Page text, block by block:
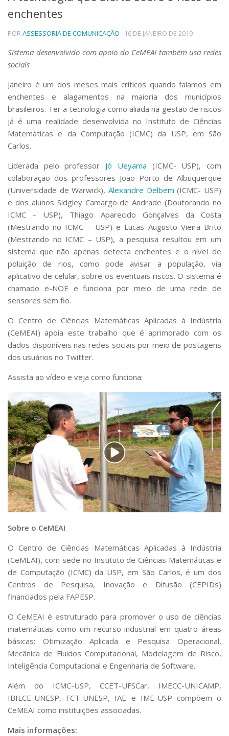
Telefones e Mapas
Pessoas
Ensino
Graduação
Pós-Graduação
Cursos de Extensão
Pesquisa e Inovação
Linhas de Pesquisa
Centros, Núcleos e Projetos em Rede
Pós-doutorado
Iniciação Científica
Empresas Juniores
Extensão à Comunidade
Projetos, Programas e Cursos
Artes, Cultura e Esportes
Museus e Espaços Interativos
Bibliotecas
Apoio ao Estudante
Segurança, Trânsito e Prevenção
RH, Administrativo e Financeiro
Outros serviços
Comunicação
Assessorias e Mídias
Aplicativos e Sites
Jornal da USP
Agenda de Eventos
enchentes
PORASSESSORIA DE COMUNICAÇÃO · 16 DE JANEIRO DE 2019
Sistema desenvolvido com apoio do CeMEAI também usa redes
sociais
Janeiro é um dos meses mais críticos quando falamos em
enchentes e alagamentos na maioria dos municípios
brasileiros. Ter a tecnologia como aliada na gestão de riscos
já é uma realidade desenvolvida no Instituto de Ciências
Matemáticas e da Computação (ICMC) da USP, em São
Carlos.
Liderada pelo professor Jó Ueyama (ICMC- USP), com
colaboração dos professores João Porto de Albuquerque
(Universidade de Warwick), Alexandre Delbem (ICMC- USP)
e dos alunos Sidgley Camargo de Andrade (Doutorando no
ICMC – USP), Thiago Aparecido Gonçalves da Costa
(Mestrando no ICMC – USP) e Lucas Augusto Vieira Brito
(Mestrando no ICMC – USP), a pesquisa resultou em um
sistema que não apenas detecta enchentes e o nível de
poluição de rios, como pode avisar a população, via
aplicativo de celular, sobre os eventuais riscos. O sistema é
chamado e-NOE e funciona por meio de uma rede de
sensores sem fio.
O Centro de Ciências Matemáticas Aplicadas à Indústria
(CeMEAI) apoia este trabalho que é aprimorado com os
dados disponíveis nas redes sociais por meio de postagens
dos usuários no Twitter.
Assista ao vídeo e veja como funciona:
Sobre o CeMEAI
O Centro de Ciências Matemáticas Aplicadas à Indústria
(CeMEAI), com sede no Instituto de Ciências Matemáticas e
de Computação (ICMC) da USP, em São Carlos, é um dos
Centros de Pesquisa, Inovação e Difusão (CEPIDs)
financiados pela FAPESP.
O CeMEAI é estruturado para promover o uso de ciências
matemáticas como um recurso industrial em quatro áreas
básicas: Otimização Aplicada e Pesquisa Operacional,
Mecânica de Fluidos Computacional, Modelagem de Risco,
Inteligência Computacional e Engenharia de Software.
Além do ICMC-USP, CCET-UFSCar, IMECC-UNICAMP,
IBILCE-UNESP, FCT-UNESP, IAE e IME-USP compõem o
CeMEAI como instituições associadas.
Mais informações: